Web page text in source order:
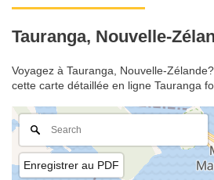
Tauranga, Nouvelle-
Voyagez à Tauranga, Nouvelle-
cette carte détaillée en ligne Tauranga
Enregistrer au PDF